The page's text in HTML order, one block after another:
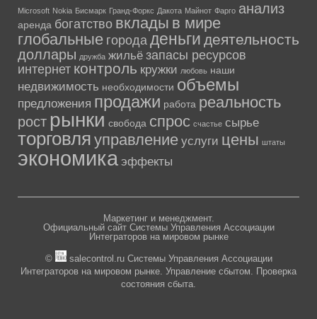
Microsoft Nokia Бисмарк Гранд-Форкс Дакота Майнот Фарго анализ
аренда богатство вклады в мире
глобальные городаденьги деятельность
доллары дружба жильё запасы ресурсов
интернет контроль кружки любовь наши
недвижимость необходимости объемы
предложения продажи работа реальность
рост рынки свобода спрос счастье сырье
торговля управление услуги цены штаты
экономика эффекты
Маркетинг и менеджмент.
Официальный сайт Системы Управления Ассоциации
Интеграторов на мировом рынке
©
salecontrol.ru Системы Управления Ассоциации
Интеграторов на мировом рынке. Управление сбытом. Проверка
состояния сбыта.